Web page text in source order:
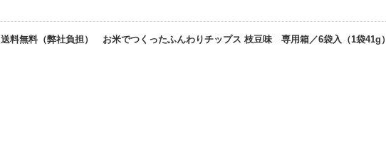
送料無料（弊社負担） お米でつくったふんわりチップス 枝豆味 専用箱／6袋入（1袋41g）